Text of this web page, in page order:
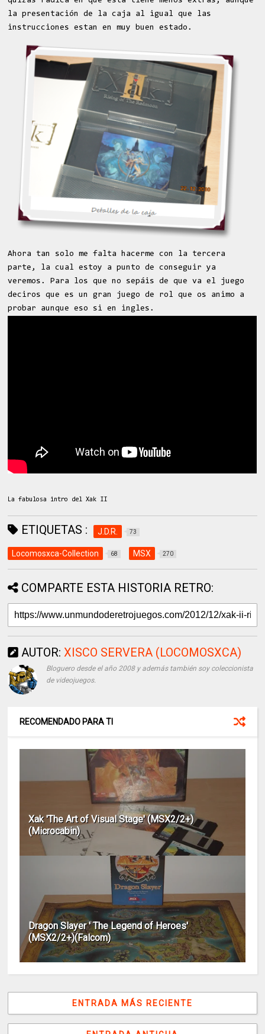
la presentación de la caja al igual que las
instrucciones estan en muy buen estado.
Ahora tan solo me falta hacerme con la tercera
parte, la cual estoy a punto de conseguir ya
veremos. Para los que no sepáis de que va el juego
deciros que es un gran juego de rol que os animo a
probar aunque eso si en ingles.
La fabulosa intro del Xak II
ETIQUETAS : J.D.R. 73
Locomosxca-Collection 68 MSX 270
COMPARTE ESTA HISTORIA RETRO:
AUTOR: XISCO SERVERA (LOCOMOSXCA)
Bloguero desde el año 2008 y además también soy coleccionista
de videojuegos.
RECOMENDADO PARA TI
Xak 'The Art of Visual Stage' (MSX2/2+)
(Microcabin)
Dragon Slayer ' The Legend of Heroes'
(MSX2/2+)(Falcom)
ENTRADA MÁS RECIENTE